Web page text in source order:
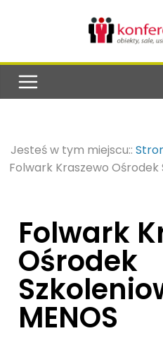
Jesteś w tym miejscu::
Folwark Kraszewo Ośrodek
Folwark
Ośrodek
MENOS